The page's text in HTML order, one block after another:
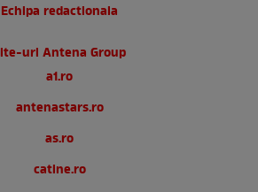
Echipa redactionala
uri Antena Group
a1.ro
antenastars.ro
as.ro
catine.ro